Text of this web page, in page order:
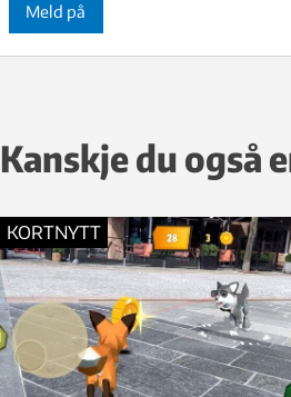
Meld på
Kanskje du også
KORTNYTT